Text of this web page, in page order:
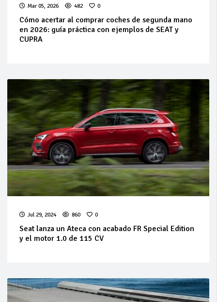
Mar 05, 2026 482 0
Cómo acertar al comprar coches de segunda mano
en 2026: guía práctica con ejemplos de SEAT y
CUPRA
Jul 29, 2024 860 0
Seat lanza un Ateca con acabado FR Special Edition
y el motor 1.0 de 115 CV